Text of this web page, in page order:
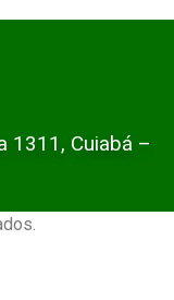
1311, Cuiabá –